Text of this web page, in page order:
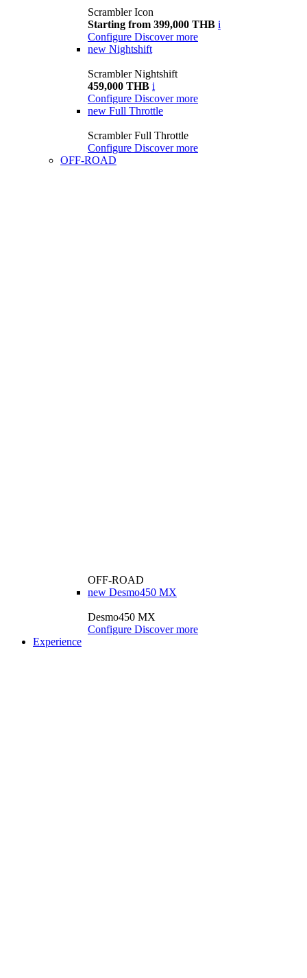
Scrambler Icon
Starting from 399,000 THB i
Configure Discover more
new Nightshift
Scrambler Nightshift
459,000 THB i
Configure Discover more
new Full Throttle
Scrambler Full Throttle
Configure Discover more
OFF-ROAD
OFF-ROAD
new Desmo450 MX
Desmo450 MX
Configure Discover more
Experience